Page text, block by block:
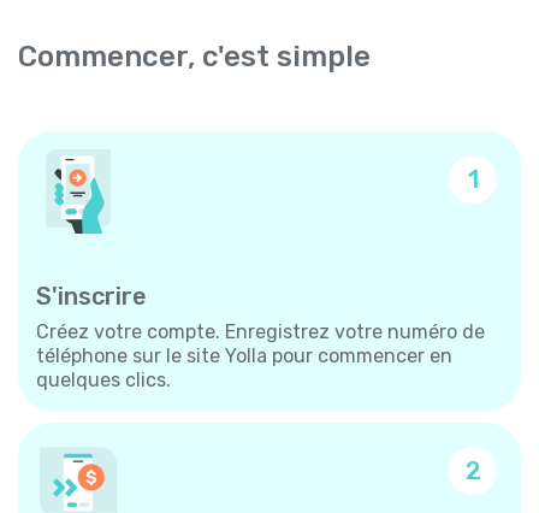
Commencer, c'est simple
1
S'inscrire
Créez votre compte. Enregistrez votre numéro de
téléphone sur le site Yolla pour commencer en
quelques clics.
2